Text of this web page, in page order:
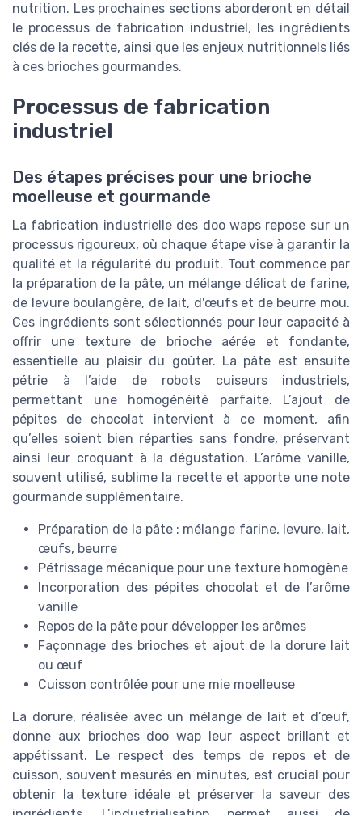
nutrition. Les prochaines sections aborderont en détail
le processus de fabrication industriel, les ingrédients
clés de la recette, ainsi que les enjeux nutritionnels liés
à ces brioches gourmandes.
Processus de fabrication
industriel
Des étapes précises pour une brioche
moelleuse et gourmande
La fabrication industrielle des doo waps repose sur un
processus rigoureux, où chaque étape vise à garantir la
qualité et la régularité du produit. Tout commence par
la préparation de la pâte, un mélange délicat de farine,
de levure boulangère, de lait, d'œufs et de beurre mou.
Ces ingrédients sont sélectionnés pour leur capacité à
offrir une texture de brioche aérée et fondante,
essentielle au plaisir du goûter. La pâte est ensuite
pétrie à l’aide de robots cuiseurs industriels,
permettant une homogénéité parfaite. L’ajout de
pépites de chocolat intervient à ce moment, afin
qu’elles soient bien réparties sans fondre, préservant
ainsi leur croquant à la dégustation. L’arôme vanille,
souvent utilisé, sublime la recette et apporte une note
gourmande supplémentaire.
Préparation de la pâte : mélange farine, levure, lait,
œufs, beurre
Pétrissage mécanique pour une texture homogène
Incorporation des pépites chocolat et de l’arôme
vanille
Repos de la pâte pour développer les arômes
Façonnage des brioches et ajout de la dorure lait
ou œuf
Cuisson contrôlée pour une mie moelleuse
La dorure, réalisée avec un mélange de lait et d’œuf,
donne aux brioches doo wap leur aspect brillant et
appétissant. Le respect des temps de repos et de
cuisson, souvent mesurés en minutes, est crucial pour
obtenir la texture idéale et préserver la saveur des